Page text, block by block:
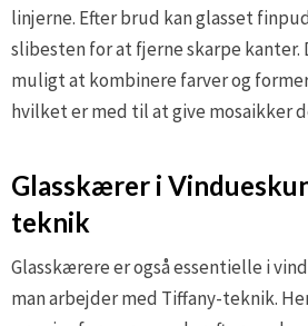
linjerne. Efter brud kan glasset
slibesten for at fjerne skarpe
muligt at kombinere farver og
hvilket er med til at give mosaikker
Glasskærer i
teknik
Glasskærere er også essentielle i
man arbejder med Tiffany-teknik.